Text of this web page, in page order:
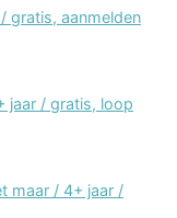
gratis, aanmelden
jaar / gratis, loop
maar / 4+ jaar /